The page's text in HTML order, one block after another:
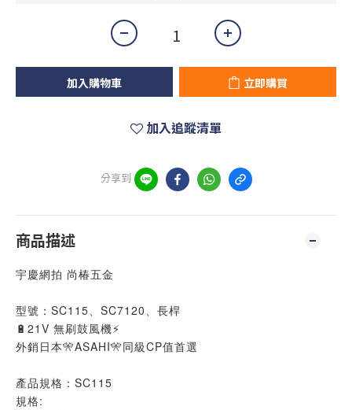
加入購物車 立即購買
加入追蹤清單
分享到
商品描述
宇慶網拍 尚椿五金
型號：SC115、SC7120、長桿
🔋21V 無刷鼓風機⚡
外銷日本🎌ASAHI🎌同級CP值首選
產品規格：SC115
規格: